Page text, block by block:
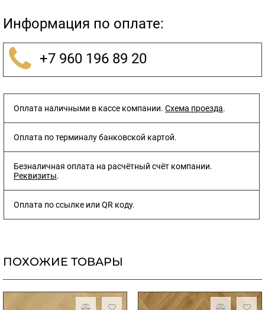
Информация по оплате:
+7 960 196 89 20
Оплата наличными в кассе компании. Схема проезда.
Оплата по терминалу банковской картой.
Безналичная оплата на расчётный счёт компании.
Реквизиты.
Оплата по ссылке или QR коду.
ПОХОЖИЕ ТОВАРЫ